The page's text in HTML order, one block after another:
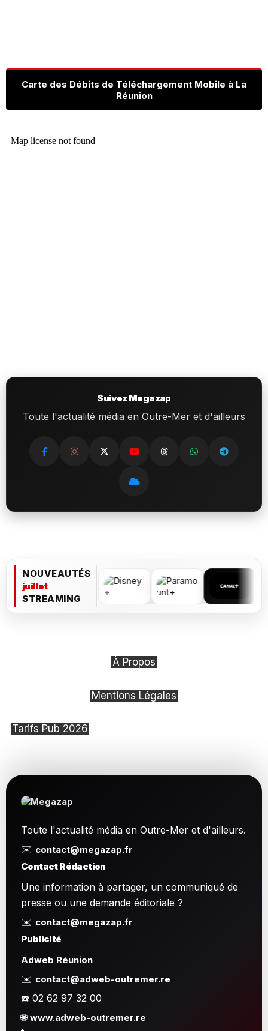
Carte des Débits de Téléchargement Mobile à La
Réunion
Suivez Megazap
Toute l'actualité média en Outre-Mer et d'ailleurs
NOUVEAUTÉS
juillet
STREAMING
À Propos
Mentions Légales
Tarifs Pub 2026
Toute l'actualité média en Outre-Mer et d'ailleurs.
✉️ contact@megazap.fr
Contact Rédaction
Une information à partager, un communiqué de
presse ou une demande éditoriale ?
✉️ contact@megazap.fr
Publicité
Adweb Réunion
✉️ contact@adweb-outremer.re
☎️ 02 62 97 32 00
🌐www.adweb-outremer.re